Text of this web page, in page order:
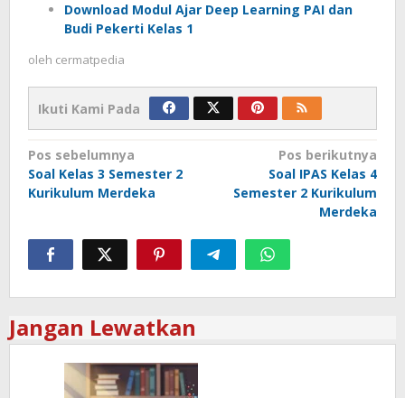
Download Modul Ajar Deep Learning PAI dan
Budi Pekerti Kelas 1
oleh cermatpedia
Ikuti Kami Pada
Navigasi
pos
Pos sebelumnya
Soal Kelas 3 Semester 2
Kurikulum Merdeka
Pos berikutnya
Soal IPAS Kelas 4
Semester 2 Kurikulum
Merdeka
Jangan Lewatkan